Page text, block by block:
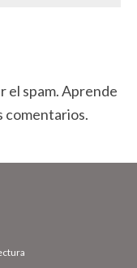
el spam.Aprende
comentarios.